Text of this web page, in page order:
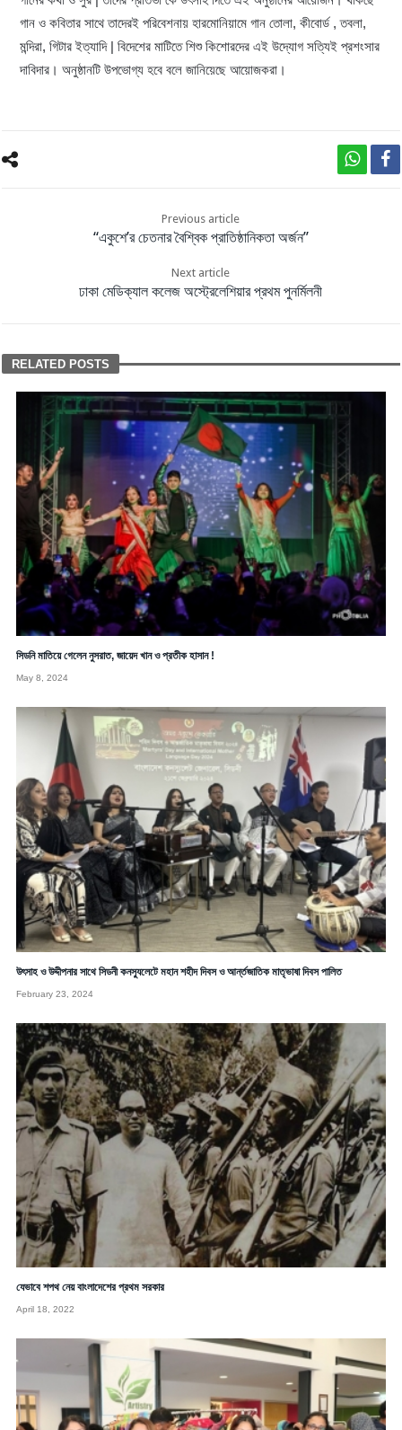
গান ও কবিতার সাথে তাদেরই পরিবেশনায় হারমোনিয়ামে গান তোলা, কীবোর্ড , তবলা,
মন্দিরা, গিটার ইত্যাদি | বিদেশের মাটিতে শিশু কিশোরদের এই উদ্যোগ সত্যিই প্রশংসার
দাবিদার। অনুষ্ঠানটি উপভোগ্য হবে বলে জানিয়েছে আয়োজকরা।
Previous article
“একুশে’র চেতনার বৈশ্বিক প্রাতিষ্ঠানিকতা অর্জন”
Next article
ঢাকা মেডিক্যাল কলেজ অস্ট্রেলেশিয়ার প্রথম পুনর্মিলনী
RELATED POSTS
সিডনি মাতিয়ে গেলেন নুসরাত, জায়েদ খান ও প্রতীক হাসান !
May 8, 2024
উৎসাহ ও উদ্দীপনার সাথে সিডনী কনস্যুলেটে মহান শহীদ দিবস ও আর্ন্তজাতিক মাতৃভাষা দিবস পালিত
February 23, 2024
যেভাবে শপথ নেয় বাংলাদেশের প্রথম সরকার
April 18, 2022